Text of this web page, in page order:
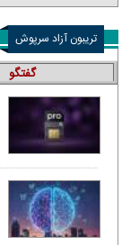
تریبون آزاد سرپوش
گفتگو